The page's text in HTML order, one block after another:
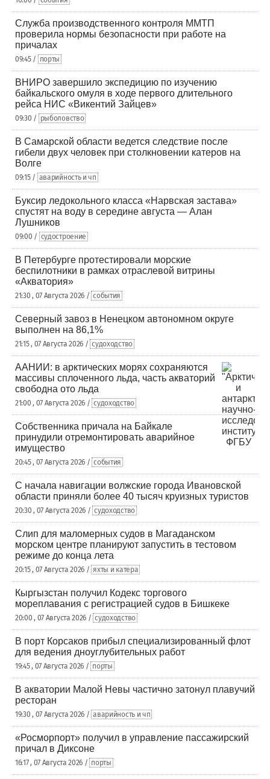
Служба производственного контроля ММТП
проверила нормы безопасности при работе на
причалах
09:45 / порты
ВНИРО завершило экспедицию по изучению
байкальского омуля в ходе первого длительного
рейса НИС «Викентий Зайцев»
09:30 / рыболовство
В Самарской области ведется следствие после
гибели двух человек при столкновении катеров на
Волге
09:15 / аварийность и чп
Буксир ледокольного класса «Нарвская застава»
спустят на воду в середине августа — Алан
Лушников
09:00 / судостроение
В Петербурге протестировали морские
беспилотники в рамках отраслевой витрины
«Акватория»
21:30 , 07 Августа 2026 / события
Северный завоз в Ненецком автономном округе
выполнен на 86,1%
21:15 , 07 Августа 2026 / судоходство
ААНИИ: в арктических морях сохраняются
массивы сплоченного льда, часть акваторий
свободна ото льда
21:00 , 07 Августа 2026 / судоходство
Собственника причала на Байкале
принудили отремонтировать аварийное
имущество
20:45 , 07 Августа 2026 / события
С начала навигации волжские города Ивановской
области приняли более 40 тысяч круизных туристов
20:30 , 07 Августа 2026 / судоходство
Слип для маломерных судов в Магаданском
морском центре планируют запустить в тестовом
режиме до конца лета
20:15 , 07 Августа 2026 / яхты и катера
Кыргызстан получил Кодекс торгового
мореплавания с регистрацией судов в Бишкеке
20:00 , 07 Августа 2026 / судоходство
В порт Корсаков прибыл специализированный флот
для ведения дноуглубительных работ
19:45 , 07 Августа 2026 / порты
В акватории Малой Невы частично затонул плавучий
ресторан
19:30 , 07 Августа 2026 / аварийность и чп
«Росморпорт» получил в управление пассажирский
причал в Диксоне
16:17 , 07 Августа 2026 / порты